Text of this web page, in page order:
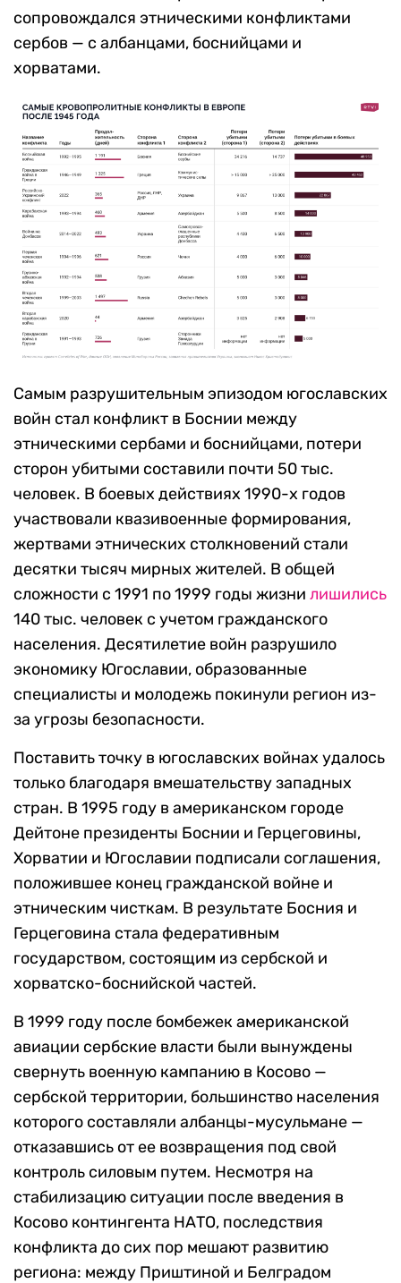
сопровождался этническими конфликтами
сербов — с албанцами, боснийцами и
хорватами.
Самым разрушительным эпизодом югославских
войн стал конфликт в Боснии между
этническими сербами и боснийцами, потери
сторон убитыми составили почти 50 тыс.
человек. В боевых действиях 1990-х годов
участвовали квазивоенные формирования,
жертвами этнических столкновений стали
десятки тысяч мирных жителей. В общей
сложности с 1991 по 1999 годы жизни лишились
140 тыс. человек с учетом гражданского
населения. Десятилетие войн разрушило
экономику Югославии, образованные
специалисты и молодежь покинули регион из-
за угрозы безопасности.
Поставить точку в югославских войнах удалось
только благодаря вмешательству западных
стран. В 1995 году в американском городе
Дейтоне президенты Боснии и Герцеговины,
Хорватии и Югославии подписали соглашения,
положившее конец гражданской войне и
этническим чисткам. В результате Босния и
Герцеговина стала федеративным
государством, состоящим из сербской и
хорватско-боснийской частей.
В 1999 году после бомбежек американской
авиации сербские власти были вынуждены
свернуть военную кампанию в Косово —
сербской территории, большинство населения
которого составляли албанцы-мусульмане —
отказавшись от ее возвращения под свой
контроль силовым путем. Несмотря на
стабилизацию ситуации после введения в
Косово контингента НАТО, последствия
конфликта до сих пор мешают развитию
региона: между Приштиной и Белградом